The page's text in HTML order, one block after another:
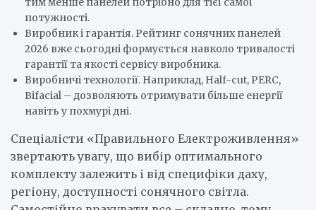
потужності.
Виробник і гарантія. Рейтинг сонячних панелей
2026 вже сьогодні формується навколо тривалості
гарантії та якості сервісу виробника.
Виробничі технології. Наприклад, Half-cut, PERC,
Bifacial – дозволяють отримувати більше енергії
навіть у похмурі дні.
Спеціалісти «Правильного Електроживлення»
звертають увагу, що вибір оптимального
комплекту залежить і від специфіки даху,
регіону, доступності сонячного світла.